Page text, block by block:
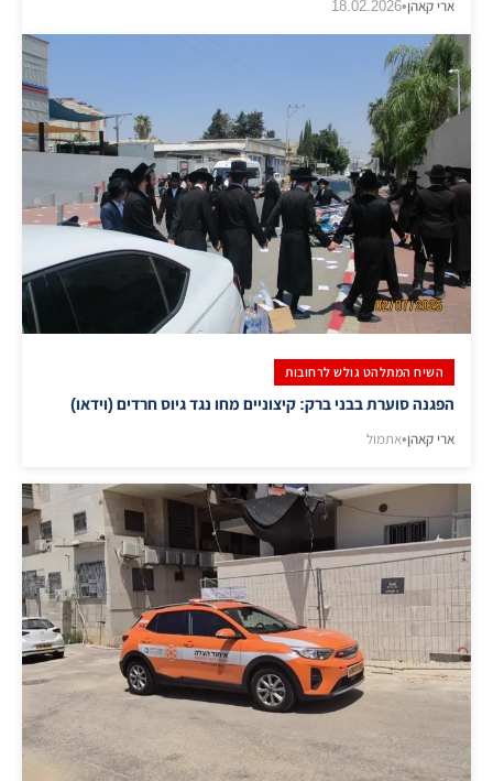
ארי קאהן•
18.02.2026
השיח המתלהט גולש לרחובות
הפגנה סוערת בבני ברק: קיצוניים מחו נגד גיוס חרדים (וידאו)
ארי קאהן•אתמול